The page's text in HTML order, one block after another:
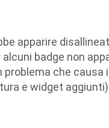
apparire
badge non
problema che
e widget